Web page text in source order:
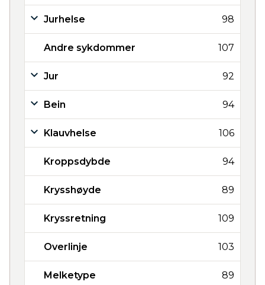
Jurhelse 98
Andre sykdommer 107
Jur 92
Bein 94
Klauvhelse 106
Kroppsdybde 94
Krysshøyde 89
Kryssretning 109
Overlinje 103
Melketype 89